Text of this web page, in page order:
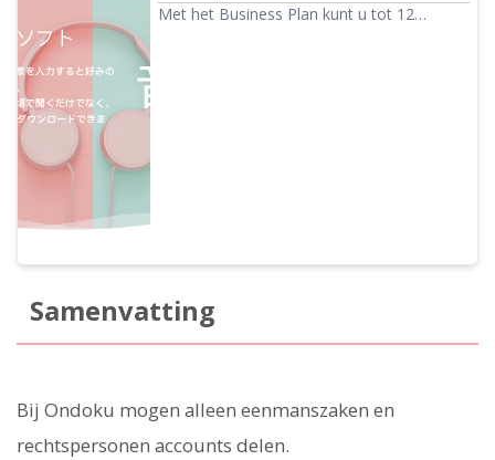
Met het Business Plan kunt u tot 12
Samenvatting
Bij Ondoku mogen alleen eenmanszaken en
rechtspersonen accounts delen.